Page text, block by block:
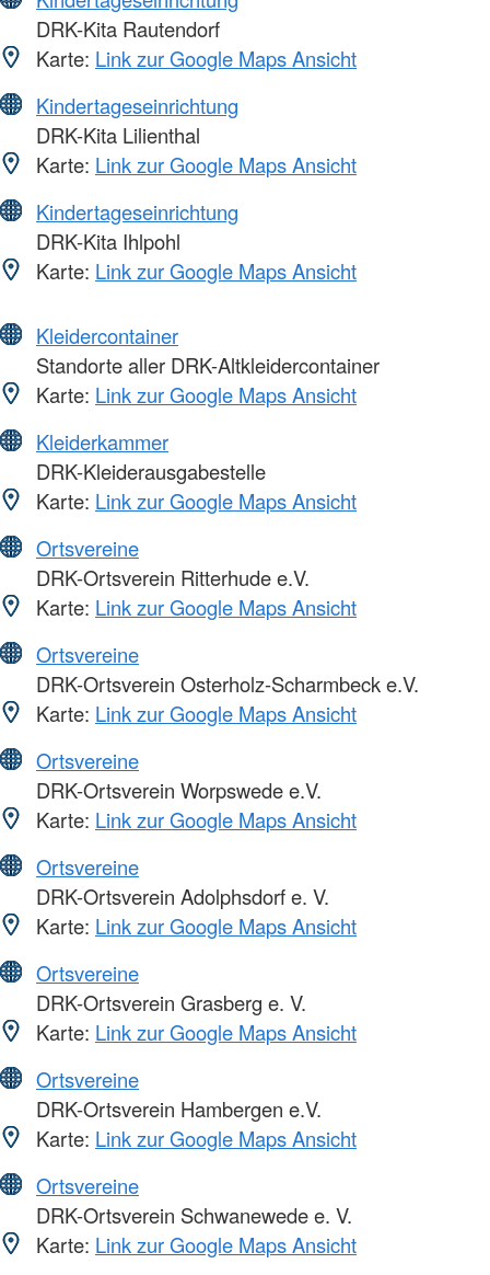
DRK-Kita Rautendorf
Karte: Link zur Google Maps Ansicht
Kindertageseinrichtung
DRK-Kita Lilienthal
Karte: Link zur Google Maps Ansicht
Kindertageseinrichtung
DRK-Kita Ihlpohl
Karte: Link zur Google Maps Ansicht
Kleidercontainer
Standorte aller DRK-Altkleidercontainer
Karte: Link zur Google Maps Ansicht
Kleiderkammer
DRK-Kleiderausgabestelle
Karte: Link zur Google Maps Ansicht
Ortsvereine
DRK-Ortsverein Ritterhude e.V.
Karte: Link zur Google Maps Ansicht
Ortsvereine
DRK-Ortsverein Osterholz-Scharmbeck e.V.
Karte: Link zur Google Maps Ansicht
Ortsvereine
DRK-Ortsverein Worpswede e.V.
Karte: Link zur Google Maps Ansicht
Ortsvereine
DRK-Ortsverein Adolphsdorf e. V.
Karte: Link zur Google Maps Ansicht
Ortsvereine
DRK-Ortsverein Grasberg e. V.
Karte: Link zur Google Maps Ansicht
Ortsvereine
DRK-Ortsverein Hambergen e.V.
Karte: Link zur Google Maps Ansicht
Ortsvereine
DRK-Ortsverein Schwanewede e. V.
Karte: Link zur Google Maps Ansicht